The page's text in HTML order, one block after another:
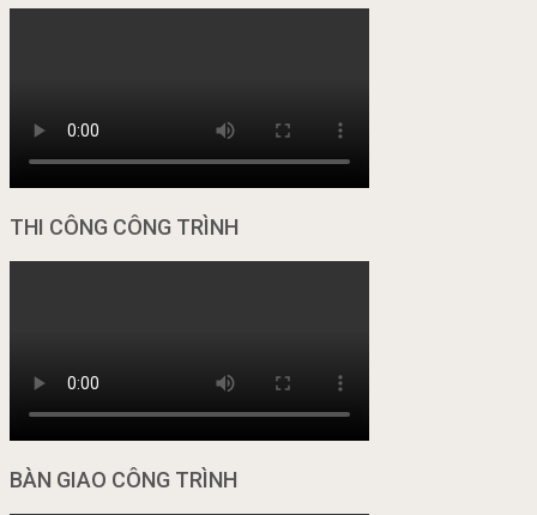
THI CÔNG CÔNG TRÌNH
BÀN GIAO CÔNG TRÌNH